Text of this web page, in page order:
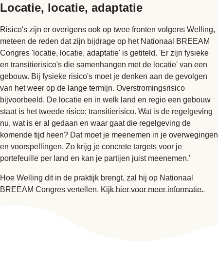
Locatie, locatie, adaptatie
Risico's zijn er overigens ook op twee fronten volgens Welling,
meteen de reden dat zijn bijdrage op het Nationaal BREEAM
Congres 'locatie, locatie, adaptatie' is getiteld. 'Er zijn fysieke
en transitierisico's die samenhangen met de locatie' van een
gebouw. Bij fysieke risico's moet je denken aan de gevolgen
van het weer op de lange termijn. Overstromingsrisico
bijvoorbeeld. De locatie en in welk land en regio een gebouw
staat is het tweede risico; transitierisico. Wat is de regelgeving
nu, wat is er al gedaan en waar gaat die regelgeving de
komende tijd heen? Dat moet je meenemen in je overwegingen
en voorspellingen. Zo krijg je concrete targets voor je
portefeuille per land en kan je partijen juist meenemen.'
Hoe Welling dit in de praktijk brengt, zal hij op Nationaal
BREEAM Congres vertellen. Kijk hier voor meer informatie.